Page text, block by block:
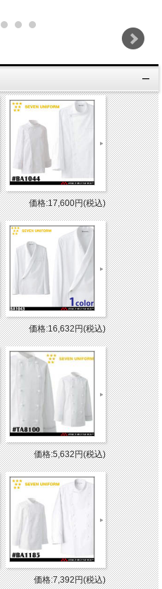
価格:17,600円(税込)
価格:16,632円(税込)
価格:5,632円(税込)
価格:7,392円(税込)